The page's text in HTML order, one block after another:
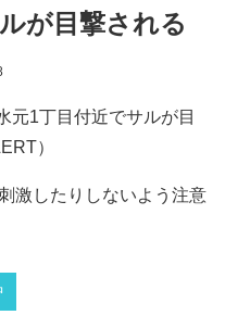
が目撃される
元1丁目付近でサルが目
）
激したりしないよう注意